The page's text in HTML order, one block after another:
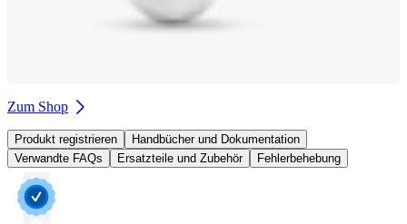
Zum Shop
Produkt registrieren
Handbücher und Dokumentation
Verwandte FAQs
Ersatzteile und Zubehör Fehlerbehebung